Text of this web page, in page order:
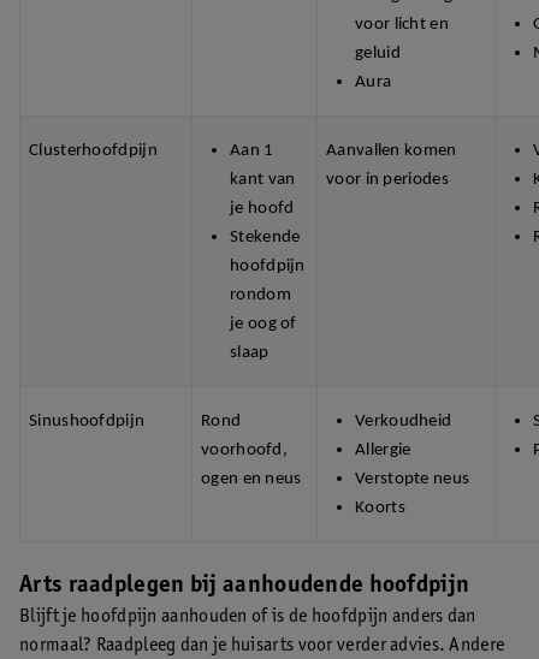
voor licht en
geluid
Aura
Clusterhoofdpijn
Aan 1
kant van
je hoofd
Stekende
hoofdpijn
rondom
je oog of
slaap
Aanvallen komen
voor in periodes
Sinushoofdpijn
Rond
voorhoofd,
ogen en neus
Verkoudheid
Allergie
Verstopte neus
Koorts
Arts raadplegen bij aanhoudende hoofdpijn
Blijft je hoofdpijn aanhouden of is de hoofdpijn anders dan
normaal? Raadpleeg dan je huisarts voor verder advies. Andere